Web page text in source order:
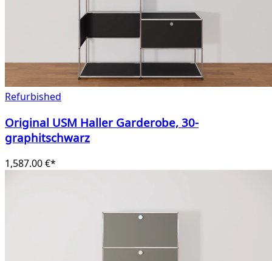
Refurbished
Original USM Haller Garderobe, 30-
graphitschwarz
1,587.00 €*